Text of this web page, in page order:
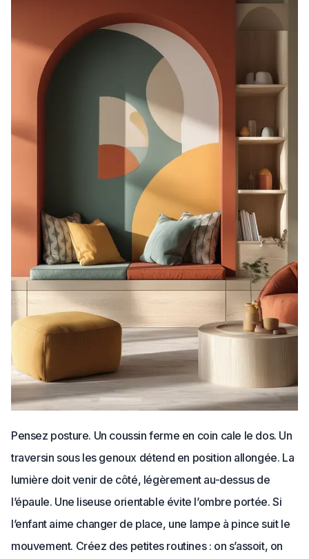
Pensez posture. Un coussin ferme en coin cale le dos. Un
traversin sous les genoux détend en position allongée. La
lumière doit venir de côté, légèrement au-dessus de
l’épaule. Une liseuse orientable évite l’ombre portée. Si
l’enfant aime changer de place, une lampe à pince suit le
mouvement. Créez des petites routines : on s’assoit, on